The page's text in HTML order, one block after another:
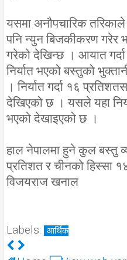
यसमा अनौपचारिक
पनि न्युन बिजकीकरण गरेर
गरेको देखिन्छ । आयात गर्दा
निर्यात भएको बस्तुको
। निर्यात गर्दा १६
देखिएको छ । यसले यहा
भएको देखाइएको छ ।
हाल नेपालमा हुने कुल बस्तु
प्रतिशत र चीनको हिस्सा
विजयराज खनाल
Labels: आर्थिक